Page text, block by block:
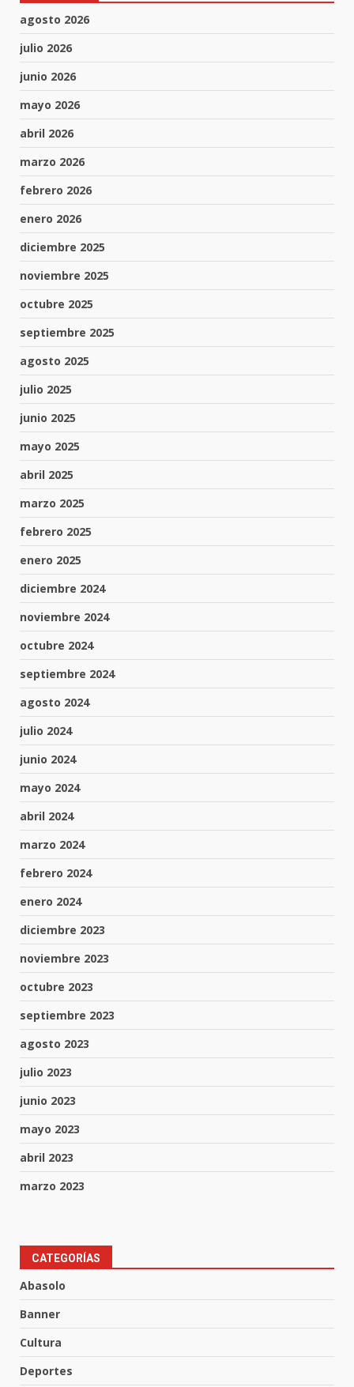
agosto 2026
julio 2026
junio 2026
mayo 2026
abril 2026
marzo 2026
febrero 2026
enero 2026
diciembre 2025
noviembre 2025
octubre 2025
septiembre 2025
agosto 2025
julio 2025
junio 2025
mayo 2025
abril 2025
marzo 2025
febrero 2025
enero 2025
diciembre 2024
noviembre 2024
octubre 2024
septiembre 2024
agosto 2024
julio 2024
junio 2024
mayo 2024
abril 2024
marzo 2024
febrero 2024
enero 2024
diciembre 2023
noviembre 2023
octubre 2023
septiembre 2023
agosto 2023
julio 2023
junio 2023
mayo 2023
abril 2023
marzo 2023
CATEGORÍAS
Abasolo
Banner
Cultura
Deportes
3
Muere peatón arrollado por
4 de agosto de 2026
Valle de Santiago despide a